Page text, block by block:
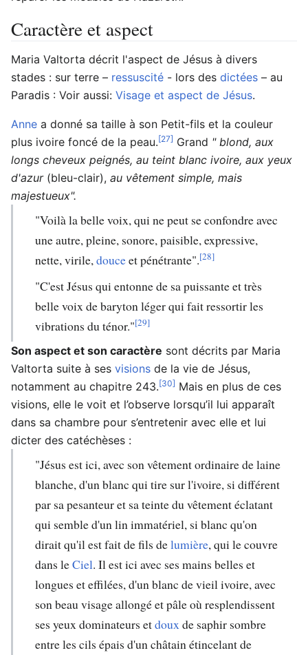
Caractère et aspect
Maria Valtorta décrit l'aspect de Jésus à divers
stades : sur terre – ressuscité - lors des dictées – au
Paradis : Voir aussi: Visage et aspect de Jésus.
Anne a donné sa taille à son Petit-fils et la couleur
plus ivoire foncé de la peau.[27] Grand " blond, aux
longs cheveux peignés, au teint blanc ivoire, aux yeux
d'azur(bleu-clair), au vêtement simple, mais
majestueux".
"Voilà la belle voix, qui ne peut se confondre avec
une autre, pleine, sonore, paisible, expressive,
nette, virile,douceet pénétrante".[28]
"C'est Jésus qui entonne de sa puissante et très
belle voix de baryton léger qui fait ressortir les
vibrations du ténor."[29]
Son aspect et son caractère sont décrits par Maria
Valtorta suite à ses visions de la vie de Jésus,
notamment au chapitre 243.[30] Mais en plus de ces
visions, elle le voit et l’observe lorsqu’il lui apparaît
dans sa chambre pour s’entretenir avec elle et lui
dicter des catéchèses :
"Jésus est ici, avec son vêtement ordinaire de laine
blanche, d'un blanc qui tire sur l'ivoire, si différent
par sa pesanteur et sa teinte du vêtement éclatant
qui semble d'un lin immatériel, si blanc qu'on
dirait qu'il est fait de fils delumière, qui le couvre
dans leCiel. Il est ici avec ses mains belles et
longues et effilées, d'un blanc de vieil ivoire, avec
son beau visage allongé et pâle où resplendissent
ses yeux dominateurs etdouxde saphir sombre
entre les cils épais d'un châtain étincelant de